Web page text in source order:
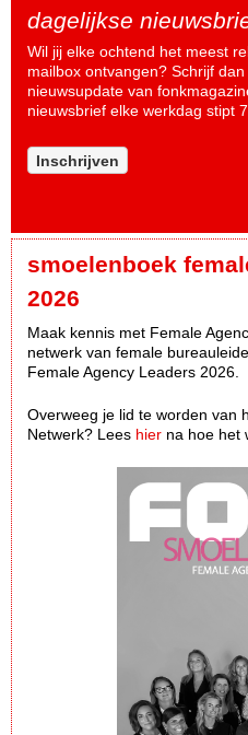
dagelijkse
Wil jij elke ochtend het meest
mailbox ontvangen? Schrijf dan
nieuwsupdate van
nieuwsbrief elke werkdag stipt
Inschrijven
smoelenboek
2026
Maak kennis met Female
netwerk van female
Female Agency Leaders 2026.
Overweeg je lid te worden van
Netwerk? Lees hier na hoe het